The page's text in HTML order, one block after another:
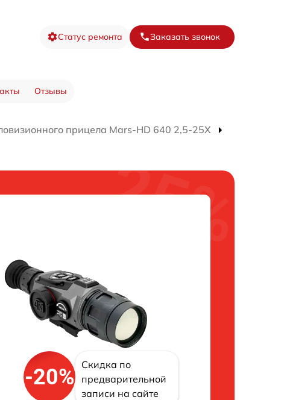
Статус ремонта Заказать звонок
Отзывы
прицела Mars-HD 640 2,5-25X
-20%
Скидка по
предварительной
записи на сайте